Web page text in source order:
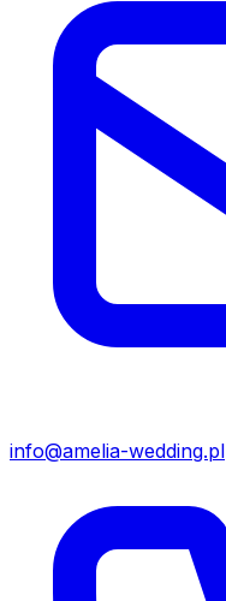
info@amelia-wedding.pl